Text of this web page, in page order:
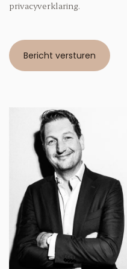
mijn verzoek te verwerken.